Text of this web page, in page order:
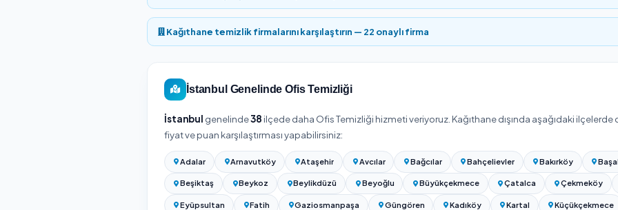
Müşteriler Ofis Temizliği hizmetini ortalama5,0/5puanla değerlendirdi. Yukarıdaki
online rezervasyon yapabilirsiniz.
Kağıthane / İstanbul Ofis Temizliği Fiyatları 2026
Kağıthane / İstanbul bölgesindeOfis Temizliğihizmeti₺300 – ₺6.500bandında
verene göre belirlenir.
Ofis temizliği fiyatı; ofis metrekaresine, çalışan/oda sayısına, temizlik sıklığına,